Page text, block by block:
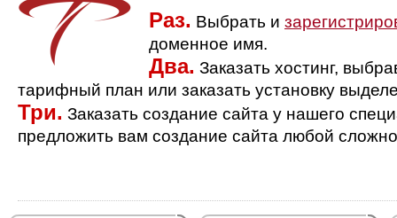
Раз. Выбрать и
доменное имя.
Два. Заказать хостинг,
тарифный план или заказать установку
Три. Заказать создание сайта у нашего
предложить вам создание сайта любой